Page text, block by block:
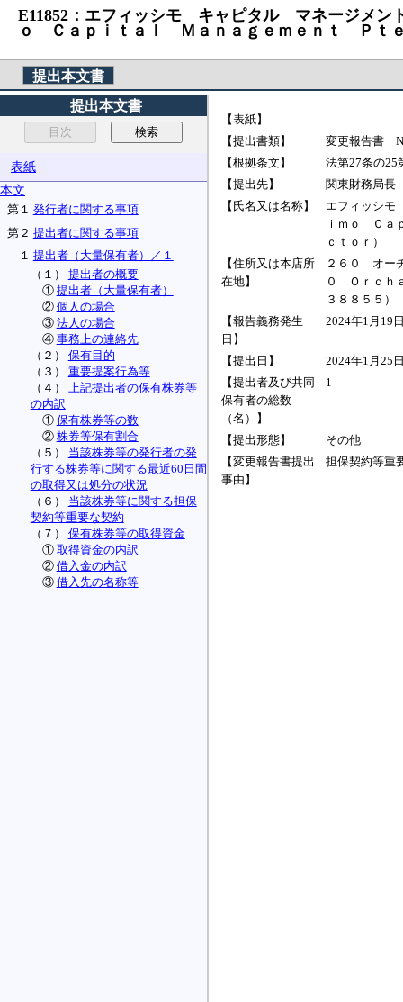
E11852：エフィッシモ キャピタル マネージメ
ｏ Ｃａｐｉｔａｌ Ｍａｎａｇｅｍｅｎｔ Ｐｔ
提出本文書
提出本文書